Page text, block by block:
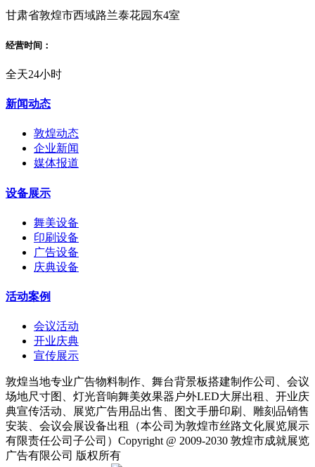
甘肃省敦煌市西域路兰泰花园东4室
经营时间：
全天24小时
新闻动态
敦煌动态
企业新闻
媒体报道
设备展示
舞美设备
印刷设备
广告设备
庆典设备
活动案例
会议活动
开业庆典
宣传展示
敦煌当地专业广告物料制作、舞台背景板搭建制作公司、会议
场地尺寸图、灯光音响舞美效果器户外LED大屏出租、开业庆
典宣传活动、展览广告用品出售、图文手册印刷、雕刻品销售
安装、会议会展设备出租（本公司为敦煌市丝路文化展览展示
有限责任公司子公司）Copyright @ 2009-2030 敦煌市成就展览
广告有限公司 版权所有